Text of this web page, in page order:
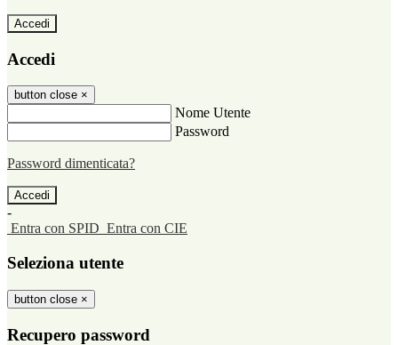
Accedi
Accedi
button close ×
Nome Utente
Password
Password dimenticata?
-
Entra con SPID Entra con CIE
Seleziona utente
button close ×
Recupero password